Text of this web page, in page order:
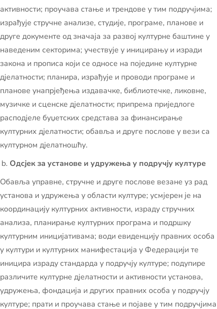
активности; проучава стање и трендове у тим подручјима;
израђује стручне анализе, студије, програме, планове и
друге документе од значаја за развој културне баштине у
наведеним секторима; учествује у иницирању и изради
закона и прописа који се односе на поједине културне
дјелатности; планира, израђује и проводи програме и
планове унапрјеђења издавачке, библиотечке, ликовне,
музичке и сценске дјелатности; припрема приједлоге
расподјеле буџетских средстава за финансирање
културних дјелатности; обавља и друге послове у вези са
културном дјелатношћу.
Одсјек за установе и удружења у подручју културе
Обавља управне, стручне и друге послове везане уз рад
установа и удружења у области културе; усмјерен је на
координацију културних активности, израду стручних
анализа, планирање културних програма и подршку
културним иницијативама; води евиденцију правних особа
у култури и културних манифестација у Федерацији те
иницира израду стандарда у подручју културе; подупире
различите културне дјелатности и активности установа,
удружења, фондација и других правних особа у подручју
културе; прати и проучава стање и појаве у тим подручјима